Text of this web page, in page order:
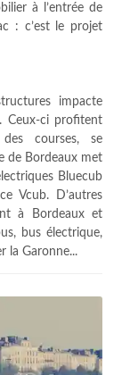
à l’entrée de
: c’est le projet
impacte
Ceux-ci profitent
courses, se
de Bordeaux met
Bluecub
Vcub. D’autres
à Bordeaux et
bus électrique,
la Garonne...